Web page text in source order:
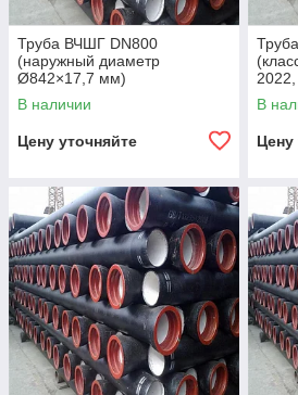
Труба ВЧШГ DN800
(наружный диаметр
Ø842×17,7 мм)
В наличии
Цену уточняйте
В
Цену